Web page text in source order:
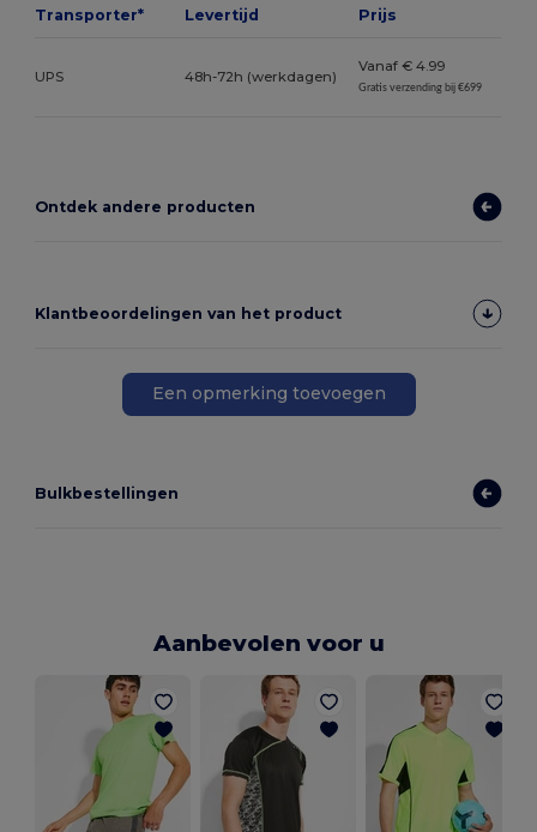
Transporter* Levertijd Prijs
UPS 48h-72h (werkdagen)
Vanaf € 4.99
Gratis verzending bij €699
Ontdek andere producten
Klantbeoordelingen van het product
Een opmerking toevoegen
Bulkbestellingen
Aanbevolen voor u